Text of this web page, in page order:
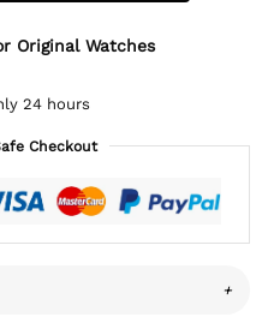
Original Watches
24 hours
Checkout
+